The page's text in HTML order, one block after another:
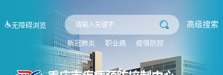
无障碍浏览 高级搜索
新冠肺炎 职业病 疫情防控